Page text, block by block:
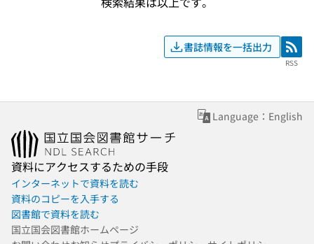
書誌情報を一括出力 RSS
RSS
Language：English
資料にアクセスするための手段
インターネットで資料を読む
資料のコピーを入手する
図書館で資料を読む
国立国会図書館ホームページ